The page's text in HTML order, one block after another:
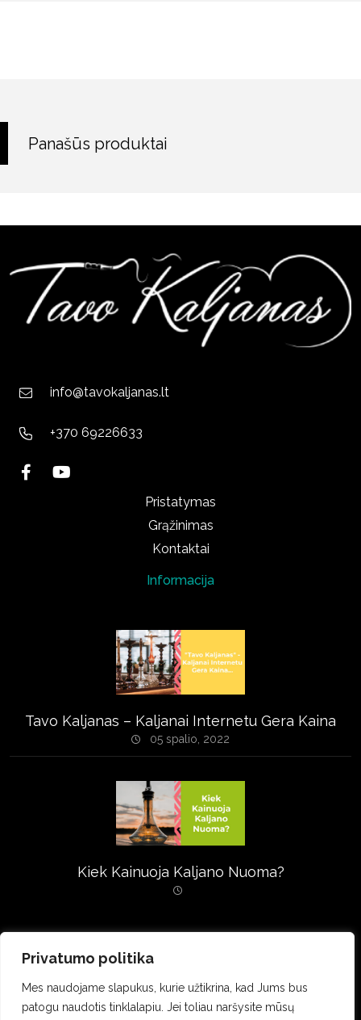
Privatumo politika
Mes naudojame slapukus, kurie užtikrina, kad Jums bus
patogu naudotis tinklalapiu. Jei toliau naršysite mūsų
Panašūs produktai
info@tavokaljanas.lt
+370 69226633
Pristatymas
Grąžinimas
Kontaktai
Informacija
Tavo Kaljanas – Kaljanai Internetu Gera Kaina
05 spalio, 2022
Kiek Kainuoja Kaljano Nuoma?